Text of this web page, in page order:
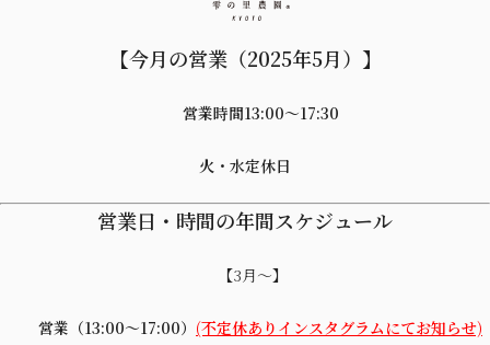
【今月の営業（2025年5月）】
営業時間13:00〜17:30
火・水定休日
営業日・時間の年間スケジュール
【3月～】
営業（13:00～17:00） (不定休ありインスタグラムにてお知らせ)